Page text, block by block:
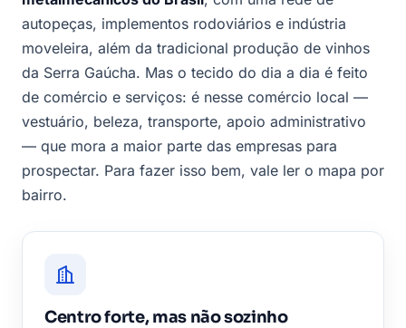
autopeças, implementos rodoviários e indústria
moveleira, além da tradicional produção de vinhos
da Serra Gaúcha. Mas o tecido do dia a dia é feito
de comércio e serviços: é nesse comércio local —
vestuário, beleza, transporte, apoio administrativo
— que mora a maior parte das empresas para
prospectar. Para fazer isso bem, vale ler o mapa por
bairro.
Centro forte, mas não sozinho